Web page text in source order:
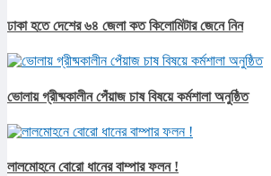
ঢাকা হতে দেশের ৬৪ জেলা কত কিলোমিটার জেনে নিন
ভোলায় গ্রীষ্মকালীন পেঁয়াজ চাষ বিষয়ে কর্মশালা অনুষ্ঠিত
লালমোহনে বোরো ধানের বাম্পার ফলন !